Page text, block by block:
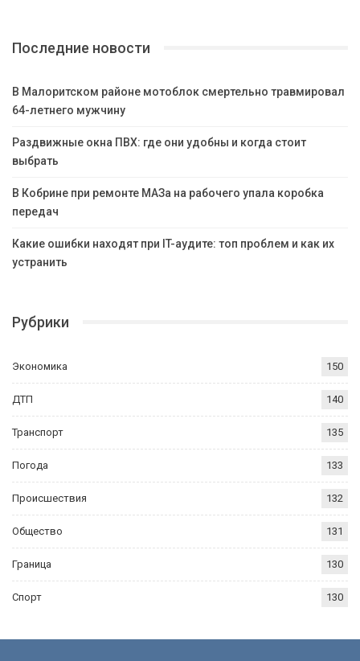
Последние новости
В Малоритском районе мотоблок смертельно травмировал
64-летнего мужчину
Раздвижные окна ПВХ: где они удобны и когда стоит
выбрать
В Кобрине при ремонте МАЗа на рабочего упала коробка
передач
Какие ошибки находят при IT-аудите: топ проблем и как их
устранить
Рубрики
Экономика 150
ДТП 140
Транспорт 135
Погода 133
Происшествия 132
Общество 131
Граница 130
Спорт 130